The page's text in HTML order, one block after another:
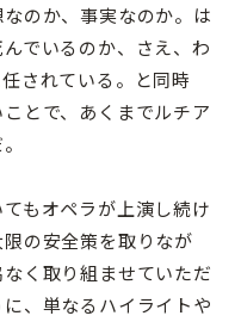
のか、事実なのか。は
でいるのか、さえ、わ
されている。と同時
とで、あくまでルチア
もオペラが上演し続け
の安全策を取りなが
く取り組ませていただ
、単なるハイライトや